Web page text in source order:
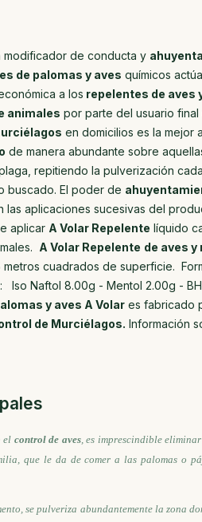
modificador de conducta y
de palomas y aves químicos
a los repelentes de aves
animales por parte del usuario
en domicilios es la mejor
de manera abundante sobre
repitiendo la pulverización
buscado. El poder de
las aplicaciones sucesivas del
aplicar A Volar Repelente líquido
A Volar Repelente de aves
cuadrados de superficie.
: Iso Naftol 8.00g - Mentol 2.00g -
y aves A Volar es fabricado
de Murciélagos. Información
el control de aves, es imprescindible
que le da de comer a las palomas o
se pulveriza abundantemente la zona